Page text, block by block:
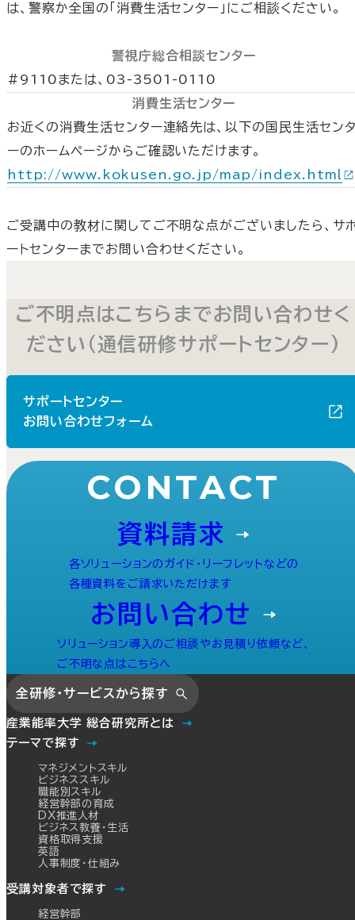
は、警察か全国の「消費生活センター」にご相談ください。
警視庁総合相談センター
#9110または、03-3501-0110
消費生活センター
お近くの消費生活センター連絡先は、以下の国民生活セン
ーのホームページからご確認いただけます。
http://www.kokusen.go.jp/map/index.html
ご受講中の教材に関してご不明な点がございましたら、サ
ートセンターまでお問い合わせください。
ご不明点はこちらまでお問い合わせく
ださい（通信研修サポートセンター)
サポートセンター
お問い合わせフォーム
CONTACT
資料請求
各ソリューションのガイド・リーフレットなどの
各種資料をご請求いただけます
お問い合わせ
ソリューション導入のご相談やお見積り依頼など、
ご不明な点はこちらへ
全研修・サービスから探す
産業能率大学 総合研究所とは
テーマで探す
マネジメントスキル
ビジネススキル
職能別スキル
経営幹部の育成
DX推進人材
ビジネス教養・生活
資格取得支援
英語
人事制度・仕組み
受講対象者で探す
経営幹部